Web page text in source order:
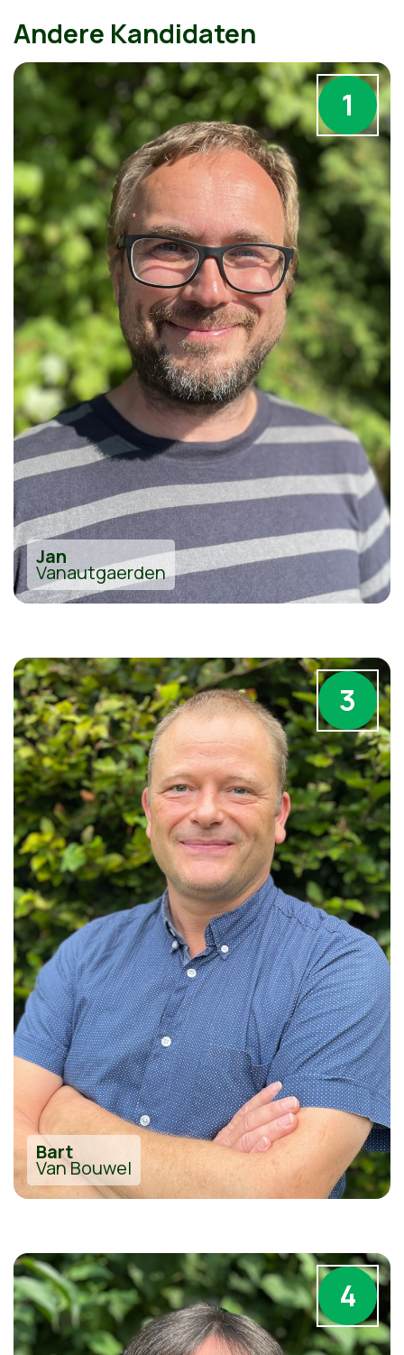
Andere Kandidaten
1
Jan
Vanautgaerden
3
Bart
Van Bouwel
4